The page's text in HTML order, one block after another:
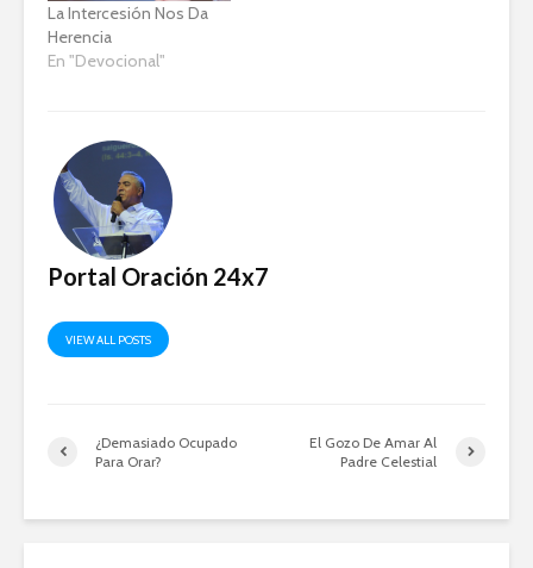
La Intercesión Nos Da
Herencia
En "Devocional"
Portal Oración 24x7
VIEW ALL POSTS
¿Demasiado Ocupado
Para Orar?
El Gozo De Amar Al
Padre Celestial